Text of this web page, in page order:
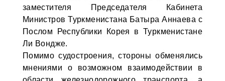
заместителя Председателя Кабинета
Министров Туркменистана Батыра Аннаева с
Послом Республики Корея в Туркменистане
Ли Вондже.
Помимо судостроения, стороны обменялись
мнениями о возможном взаимодействии в